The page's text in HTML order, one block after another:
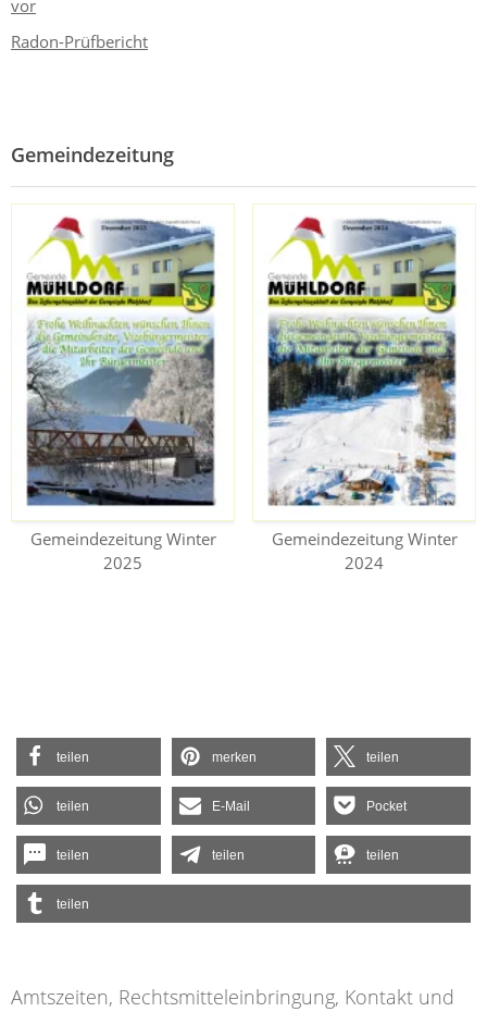
vor
Radon-Prüfbericht
Gemeindezeitung
Gemeindezeitung Winter
2025
Gemeindezeitung Winter
2024
teilen merken teilen
teilen E-Mail Pocket
teilen teilen teilen
teilen
Amtszeiten, Rechtsmitteleinbringung, Kontakt und